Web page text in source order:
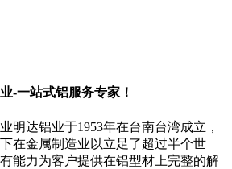
-一站式铝服务专家！
明达铝业于1953年在台南台湾成立，
在金属制造业以立足了超过半个世
能力为客户提供在铝型材上完整的解